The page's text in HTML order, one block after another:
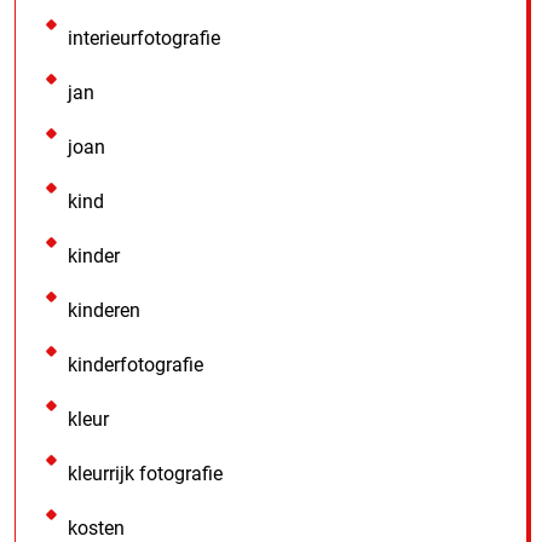
interieurfotografie
jan
joan
kind
kinder
kinderen
kinderfotografie
kleur
kleurrijk fotografie
kosten